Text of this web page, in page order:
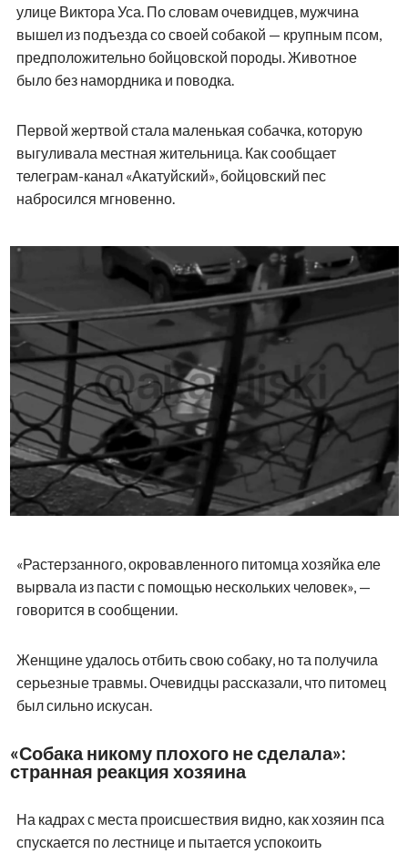
улице Виктора Уса. По словам очевидцев, мужчина
вышел из подъезда со своей собакой — крупным псом,
предположительно бойцовской породы. Животное
было без намордника и поводка.
Первой жертвой стала маленькая собачка, которую
выгуливала местная жительница. Как сообщает
телеграм-канал «Акатуйский», бойцовский пес
набросился мгновенно.
«Растерзанного, окровавленного питомца хозяйка еле
вырвала из пасти с помощью нескольких человек», —
говорится в сообщении.
Женщине удалось отбить свою собаку, но та получила
серьезные травмы. Очевидцы рассказали, что питомец
был сильно искусан.
«Собака никому плохого не сделала»:
странная реакция хозяина
На кадрах с места происшествия видно, как хозяин пса
спускается по лестнице и пытается успокоить